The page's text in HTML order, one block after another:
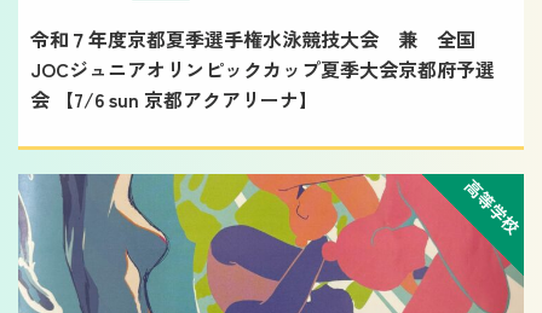
令和７年度京都夏季選手権水泳競技大会 兼 全国
JOCジュニアオリンピックカップ夏季大会京都府予選
会 【7/6 sun 京都アクアリーナ】
高等学校